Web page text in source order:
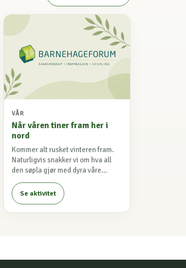
VÅR
Når våren tiner fram her i
nord
Kommer alt rusket vinteren fram.
Naturligvis snakker vi om hva all
den søpla gjør med dyra våre...
Se aktivitet